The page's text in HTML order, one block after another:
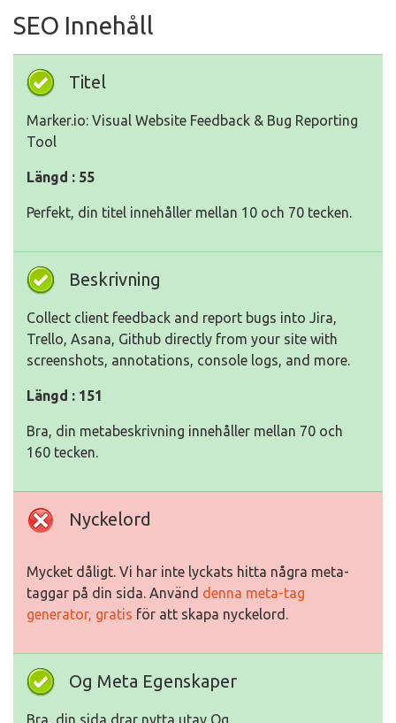
SEO Innehåll
Titel
Marker.io: Visual Website Feedback & Bug Reporting
Tool
Längd : 55
Perfekt, din titel innehåller mellan 10 och 70 tecken.
Beskrivning
Collect client feedback and report bugs into Jira,
Trello, Asana, Github directly from your site with
screenshots, annotations, console logs, and more.
Längd : 151
Bra, din metabeskrivning innehåller mellan 70 och
160 tecken.
Nyckelord
Mycket dåligt. Vi har inte lyckats hitta några meta-
taggar på din sida. Använd denna meta-tag
generator, gratis för att skapa nyckelord.
Og Meta Egenskaper
Bra, din sida drar nytta utav Og.